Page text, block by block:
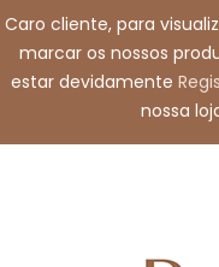
Caro cliente, para
marcar os nossos
estar devidamente
nossa
Envie-nos